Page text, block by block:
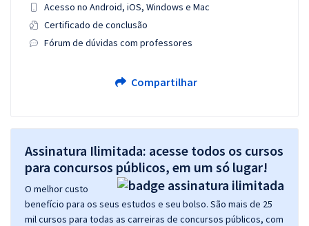
Acesso no Android, iOS, Windows e Mac
Certificado de conclusão
Fórum de dúvidas com professores
Compartilhar
Assinatura Ilimitada: acesse todos os cursos
para concursos públicos, em um só lugar!
O melhor custo
benefício para os seus estudos e seu bolso. São mais de 25
mil cursos para todas as carreiras de concursos públicos, com